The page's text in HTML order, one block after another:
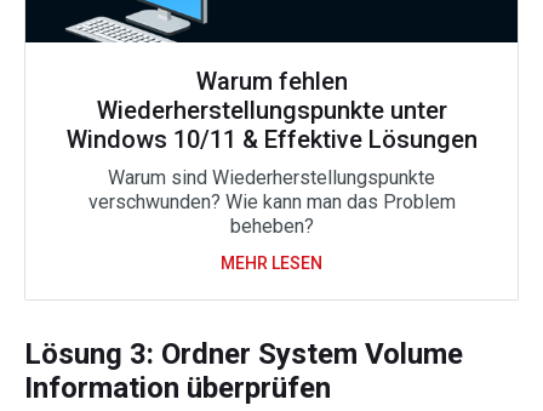
Warum fehlen
Wiederherstellungspunkte unter
Windows 10/11 & Effektive Lösungen
Warum sind Wiederherstellungspunkte
verschwunden? Wie kann man das Problem
beheben?
MEHR LESEN
Lösung 3: Ordner System Volume
Information überprüfen